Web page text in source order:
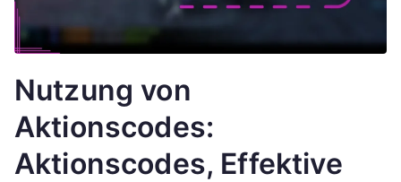
Nutzung von
Aktionscodes:
Aktionscodes, Effektive